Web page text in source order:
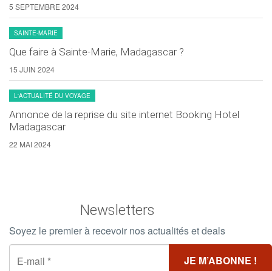
5 SEPTEMBRE 2024
SAINTE-MARIE
Que faire à Sainte-Marie, Madagascar ?
15 JUIN 2024
L'ACTUALITÉ DU VOYAGE
Annonce de la reprise du site internet Booking Hotel
Madagascar
22 MAI 2024
Newsletters
Soyez le premier à recevoir nos actualités et deals